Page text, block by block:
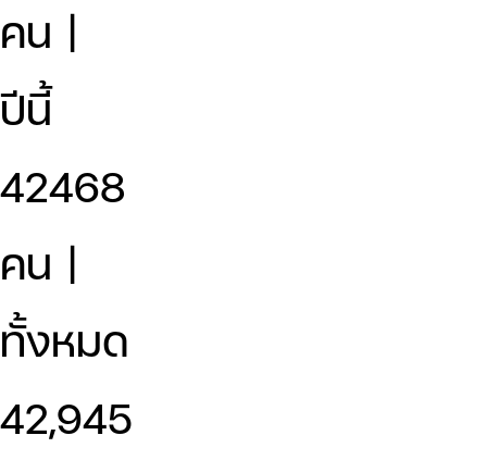
คน |
ปีนี้
42468
คน |
ทั้งหมด
42,945